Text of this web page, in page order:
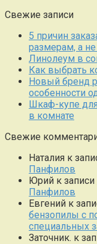
Свежие записи
5 причин
размерам, а
Линолеум в
Как выбрать
Новый бренд
особенности
Шкаф-купе
в комнате
Свежие
Наталия к
Панфилов
Юрий к записи
Панфилов
Евгений к
бензопилы с
специальных
Заточник. к